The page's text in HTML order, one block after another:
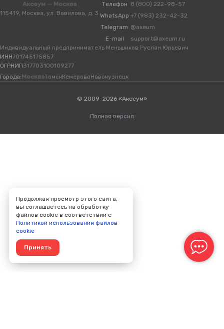
Аксеум — Москва
115419, Москва, ул. Вавилова, д. 3
Телефон 8 (800) 222-98-57
WhatsApp +7 (983) 232-42-32
Telegram @axeum
E-mail
support@axeum.ru
Индивидуальный предприниматель Меньшиков Руслан Юрьевич
ИНН701745175857
ОГРНИП317703100109277
Города: МоскваТомскКемеровоНовокузнецк
© 2009-2026 «Аксеум»
Полная версия
Продолжая просмотр этого сайта,
вы соглашаетесь на обработку
файлов cookie в соответствии с
Политикой использования файлов
cookie
Принять